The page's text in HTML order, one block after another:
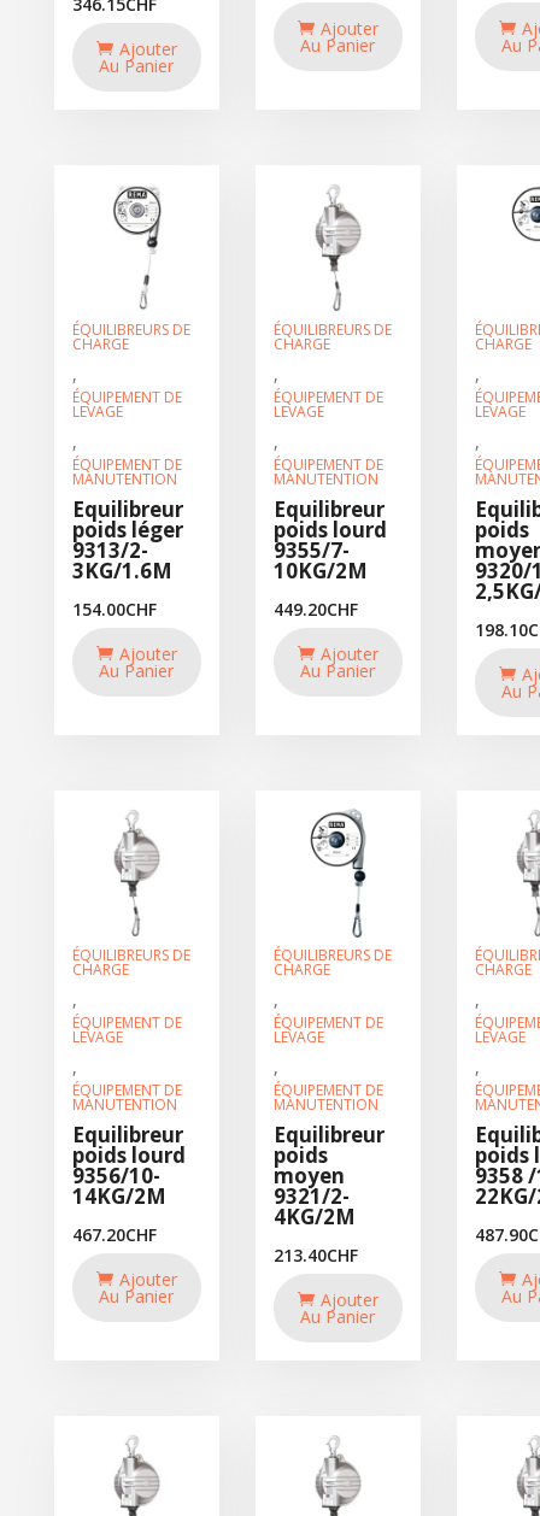
346.15CHF
Ajouter
Au Panier
Ajouter
Au Panier Au
ÉQUILIBREURS DE
CHARGE
,
ÉQUIPEMENT DE
LEVAGE
,
ÉQUIPEMENT DE
MANUTENTION
Equilibreur
poids léger
9313/2-
3KG/1.6M
154.00CHF
Ajouter
Au Panier
ÉQUILIBREURS DE
CHARGE
,
ÉQUIPEMENT DE
LEVAGE
,
ÉQUIPEMENT DE
MANUTENTION
Equilibreur
poids lourd
9355/7-
10KG/2M
449.20CHF
Ajouter
Au Panier
CHARGE
,
LEVAGE
,
poids
9320/
198.10
Au
ÉQUILIBREURS DE
CHARGE
,
ÉQUIPEMENT DE
LEVAGE
,
ÉQUIPEMENT DE
MANUTENTION
Equilibreur
poids lourd
9356/10-
14KG/2M
467.20CHF
Ajouter
Au Panier
ÉQUILIBREURS DE
CHARGE
,
ÉQUIPEMENT DE
LEVAGE
,
ÉQUIPEMENT DE
MANUTENTION
Equilibreur
poids
moyen
9321/2-
4KG/2M
213.40CHF
Ajouter
Au Panier
CHARGE
,
LEVAGE
,
poids
9358
487.90
Au